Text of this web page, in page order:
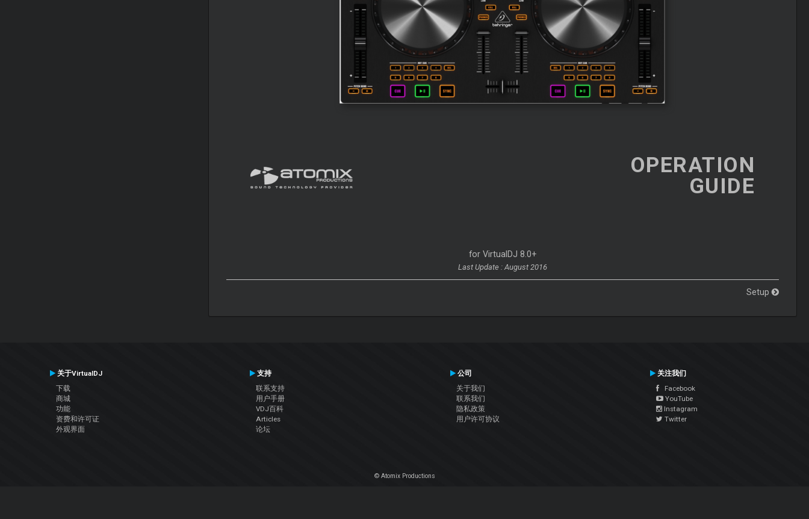
OPERATION
GUIDE
for VirtualDJ 8.0+
Last Update : August 2016
Setup
关于VirtualDJ
下载
商城
功能
资费和许可证
外观界面
支持
联系支持
用户手册
VDJ百科
Articles
论坛
公司
关于我们
联系我们
隐私政策
用户许可协议
关注我们
Facebook
YouTube
Instagram
Twitter
© Atomix Productions